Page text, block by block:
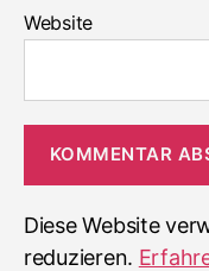
Website
Diese Website
reduzieren.